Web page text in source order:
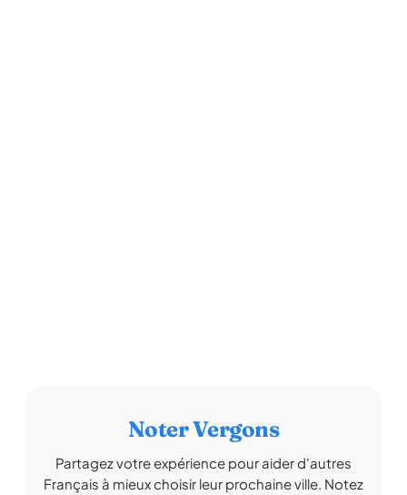
Noter Vergons
Partagez votre expérience pour aider d'autres
Français à mieux choisir leur prochaine ville. Notez